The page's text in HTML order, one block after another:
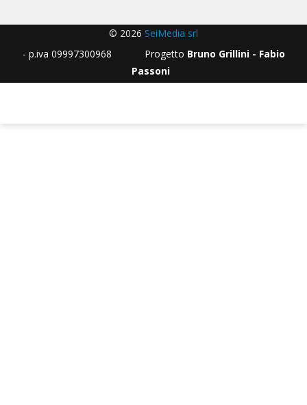
© 2026 SeiMedia srl
- p.iva 09997300968 Progetto Bruno Grillini - Fabio
Passoni